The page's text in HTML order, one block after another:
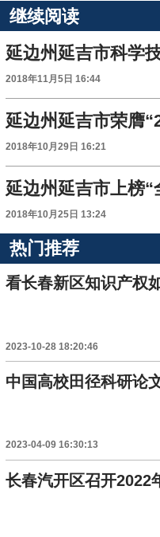
继续阅读
2018年11月5日 16:44
2018年10月29日 16:21
延边州延吉市上榜
2018年10月25日 13:24
热门推荐
看长春新区知识产权
2023-10-28 18:20:46
中国高校田径科研论
2023-04-09 16:30:13
长春汽开区召开2022